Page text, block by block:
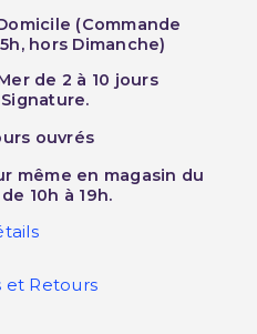
(Commande
hors Dimanche)
de 2 à 10 jours
ouvrés
même en magasin du
10h à 19h.
et Retours